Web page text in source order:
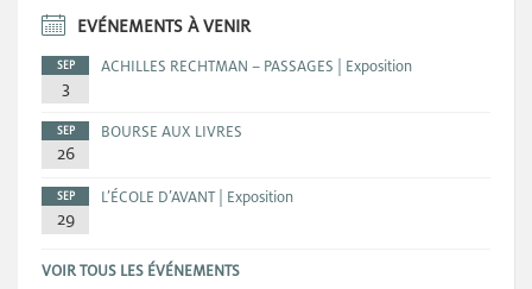
EVÉNEMENTS À VENIR
SEP
3
ACHILLES RECHTMAN – PASSAGES | Exposition
SEP
26
BOURSE AUX LIVRES
SEP
29
L’ÉCOLE D’AVANT | Exposition
VOIR TOUS LES ÉVÉNEMENTS